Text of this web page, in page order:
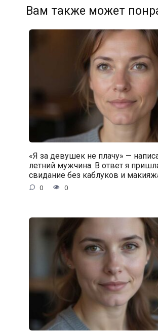
Вам также может
«Я за девушек не плачу» —
летний мужчина. В ответ я
свидание без каблуков и
0 0